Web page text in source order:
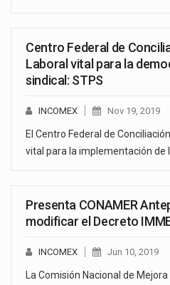
Centro Federal de
Laboral vital para la
sindical: STPS
INCOMEX Nov 19, 2019
El Centro Federal de
vital para la implementación de
Presenta CONAMER
modificar el Decreto
INCOMEX Jun 10, 2019
La Comisión Nacional de